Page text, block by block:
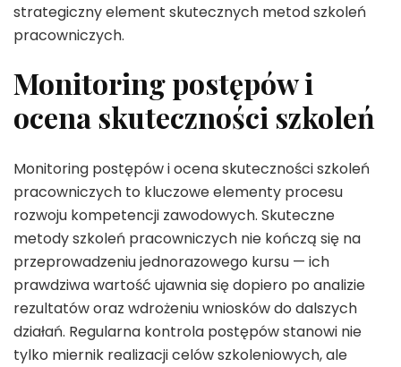
strategiczny element skutecznych metod szkoleń
pracowniczych.
Monitoring postępów i
ocena skuteczności szkoleń
Monitoring postępów i ocena skuteczności szkoleń
pracowniczych to kluczowe elementy procesu
rozwoju kompetencji zawodowych. Skuteczne
metody szkoleń pracowniczych nie kończą się na
przeprowadzeniu jednorazowego kursu — ich
prawdziwa wartość ujawnia się dopiero po analizie
rezultatów oraz wdrożeniu wniosków do dalszych
działań. Regularna kontrola postępów stanowi nie
tylko miernik realizacji celów szkoleniowych, ale